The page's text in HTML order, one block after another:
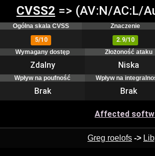
CVSS2 => (AV:N/AC:L/
Ogólna skala CVSS Znaczenie
5/10
2.9/10
Wymagany dostęp
Złożoność ataku
Zdalny Niska
Wpływ na poufność Wpływ na
Brak Brak
Affected
Greg roelofs ->